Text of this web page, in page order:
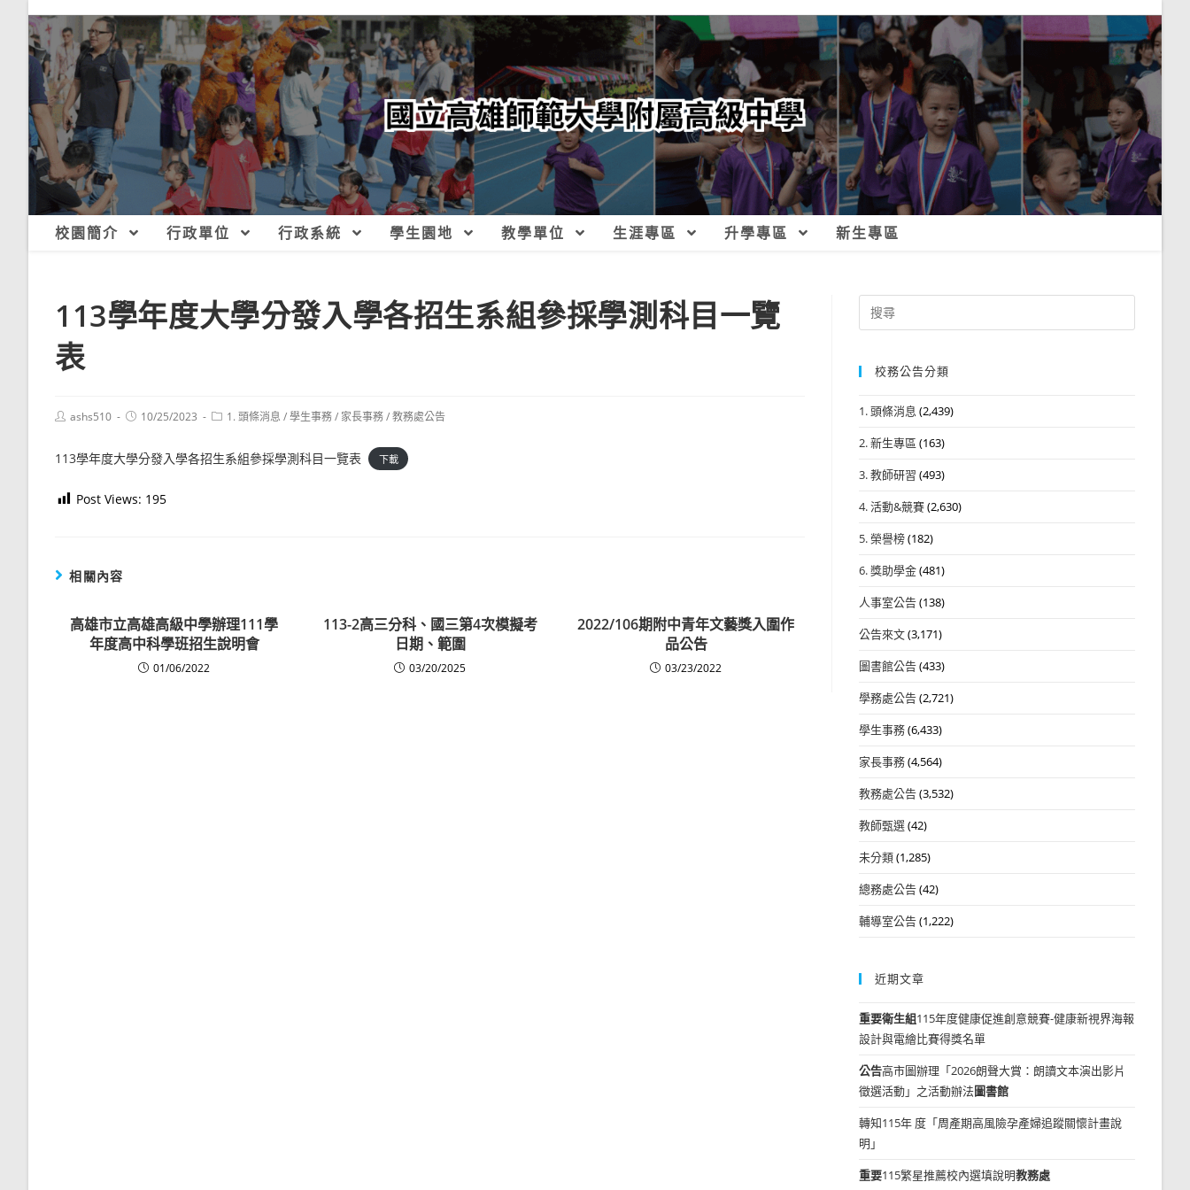
校園簡介 行政單位 行政系統 學生園地 教學單位 生涯專區 升學專區 新生專區
113學年度大學分發入學各招生系組參採學測科目一覽
表
Postashs510
Post10/25/2023
Post1. 頭條消息 /學生事務/ 家長事務/教務處公告
113學年度大學分發入學各招生系組參採學測科目一覽表 下載
Post Views: 195
相關內容
高雄市立高雄高級中學辦理111學
年度高中科學班招生說明會
01/06/2022
113-2高三分科、國三第4次模擬考
日期、範圍
03/20/2025
2022/106期附中青年文藝獎入圍作
品公告
03/23/2022
Search
for:
校務公告分類
1. 頭條消息 (2,439)
2. 新生專區 (163)
3. 教師研習 (493)
4. 活動&競賽(2,630)
5. 榮譽榜(182)
6. 獎助學金(481)
人事室公告(138)
公告來文(3,171)
圖書館公告(433)
學務處公告(2,721)
學生事務(6,433)
家長事務(4,564)
教務處公告(3,532)
教師甄選(42)
未分類(1,285)
總務處公告(42)
輔導室公告(1,222)
近期文章
重要衛生組115年度健康促進創意競賽-健康新視界海報
設計與電繪比賽得獎名單
公告高市圖辦理「2026朗聲大賞：朗讀文本演出影片
徵選活動」之活動辦法圖書館
轉知115年 度「周產期高風險孕產婦追蹤關懷計畫說
明」
重要115繁星推薦校內選填說明教務處